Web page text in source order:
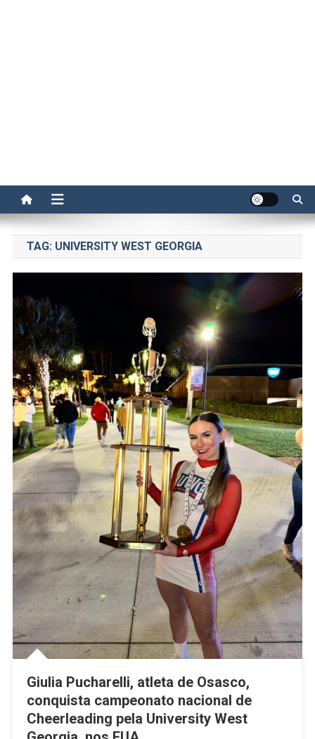
TAG: UNIVERSITY WEST GEORGIA
Giulia Pucharelli, atleta de Osasco,
conquista campeonato nacional de
Cheerleading pela University West